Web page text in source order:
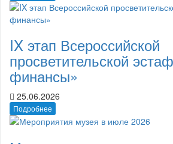
IX этап Всероссийской
просветительской
финансы»
25.06.2026
Подробнее